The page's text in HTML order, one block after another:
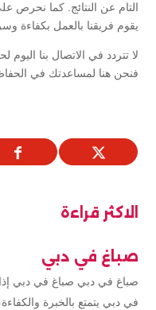
التام عن النتائج. كما نحرص
يقوم فريقنا بالعمل بكفاءة
لا تتردد في الاتصال بنا
فنحن هنا لمساعدتك في
الاكثر قراءة
صباغ في دبي
صباغ في دبي صباغ في دبي
في دبي يتمتع بالخبرة